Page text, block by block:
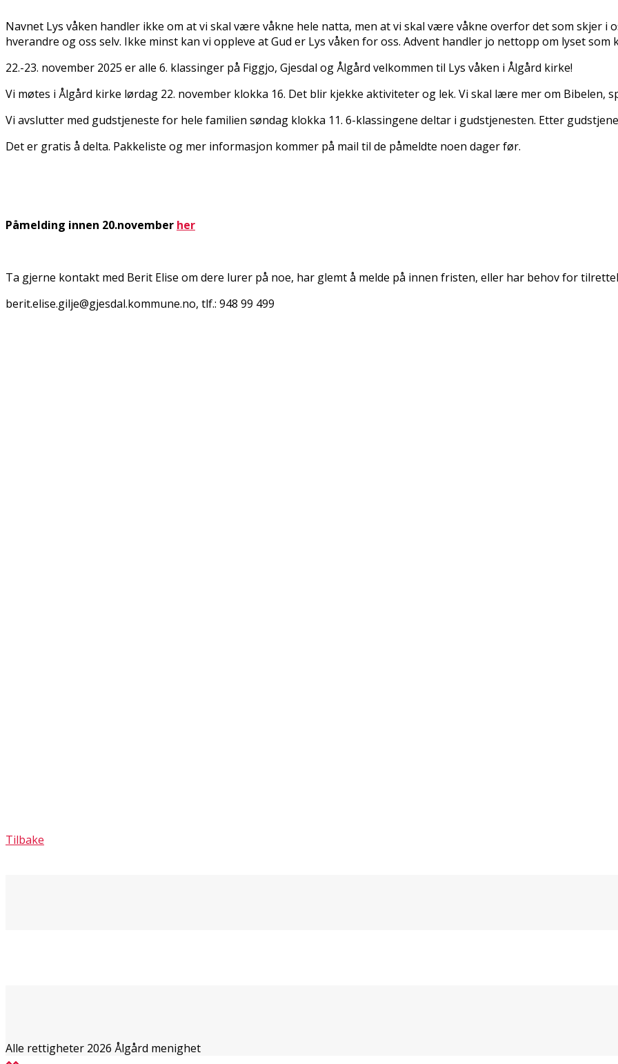
Navnet Lys våken handler ikke om at vi skal være våkne hele natta, men at vi skal være våkne overfor det som skjer i
hverandre og oss selv. Ikke minst kan vi oppleve at Gud er Lys våken for oss. Advent handler jo nettopp om lyset som
22.-23. november 2025 er alle 6. klassinger på Figgjo, Gjesdal og Ålgård velkommen til Lys våken i Ålgård kirke!
Vi møtes i Ålgård kirke lørdag 22. november klokka 16. Det blir kjekke aktiviteter og lek. Vi skal lære mer om Bibelen,
Vi avslutter med gudstjeneste for hele familien søndag klokka 11. 6-klassingene deltar i gudstjenesten. Etter
Det er gratis å delta. Pakkeliste og mer informasjon kommer på mail til de påmeldte noen dager før.
Påmelding innen 20.november her
Ta gjerne kontakt med Berit Elise om dere lurer på noe, har glemt å melde på innen fristen, eller har behov for
berit.elise.gilje@gjesdal.kommune.no, tlf.: 948 99 499
Tilbake
Alle rettigheter 2026 Ålgård menighet